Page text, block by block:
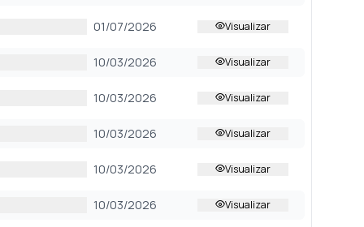
01/07/2026 Visualizar
10/03/2026 Visualizar
10/03/2026 Visualizar
10/03/2026 Visualizar
10/03/2026 Visualizar
10/03/2026 Visualizar